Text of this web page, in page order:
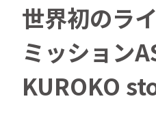
世界初のラ
ミッション
KUROKO